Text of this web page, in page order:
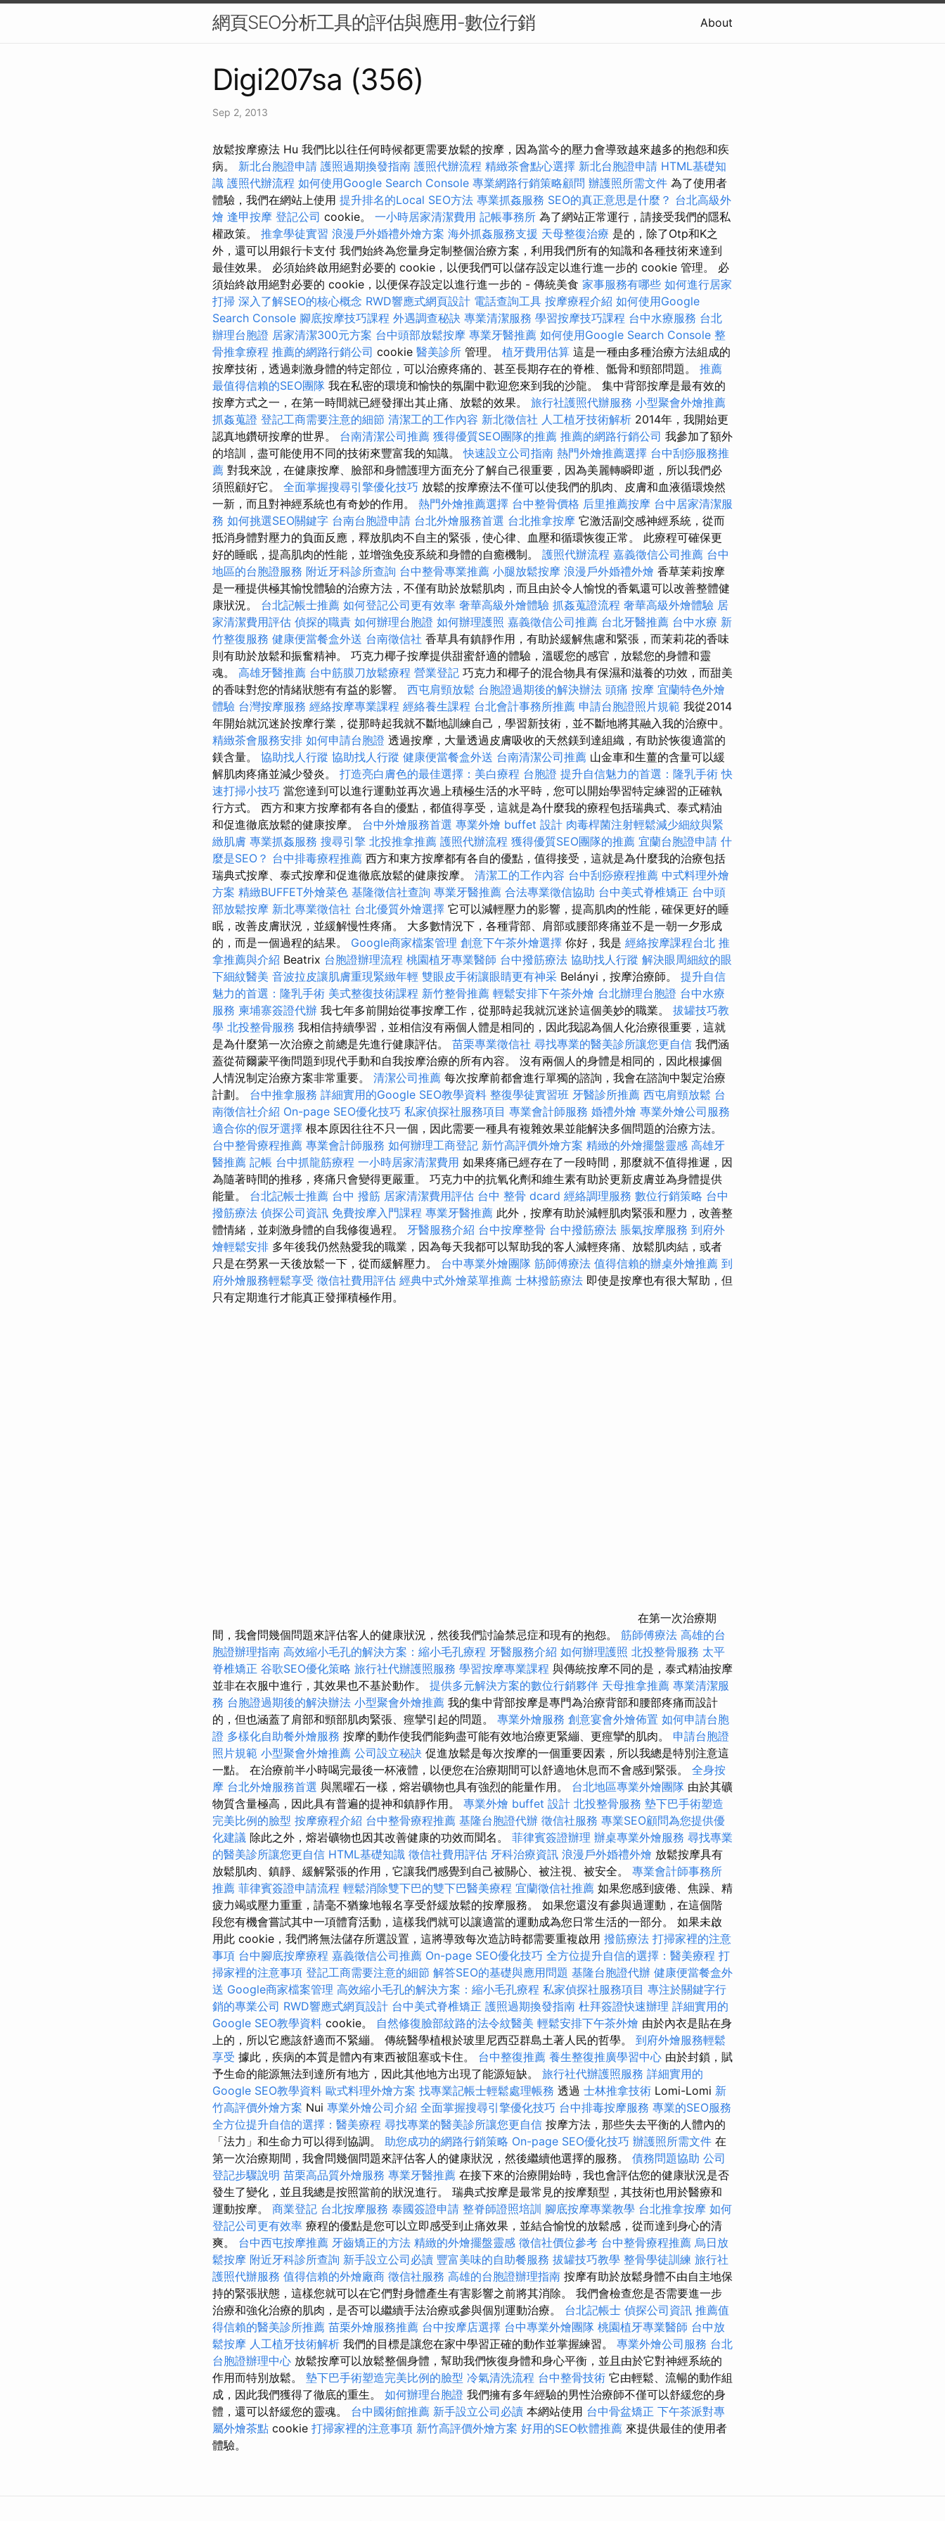
網頁SEO分析工具的評估與應用-數位行銷 About
Digi207sa (356)
Sep 2, 2013
放鬆按摩療法 Hu 我們比以往任何時候都更需要放鬆的按摩，因為當今的壓力會導致越來越多的抱怨和疾
病。 新北台胞證申請 護照過期換發指南 護照代辦流程 精緻茶會點心選擇 新北台胞證申請 HTML基礎知
識 護照代辦流程 如何使用Google Search Console 專業網路行銷策略顧問 辦護照所需文件 為了使用者
體驗，我們在網站上使用 提升排名的Local SEO方法 專業抓姦服務 SEO的真正意思是什麼？ 台北高級外
燴 逢甲按摩 登記公司 cookie。 一小時居家清潔費用 記帳事務所 為了網站正常運行，請接受我們的隱私
權政策。 推拿學徒實習 浪漫戶外婚禮外燴方案 海外抓姦服務支援 天母整復治療 是的，除了Otp和K之
外，還可以用銀行卡支付 我們始終為您量身定制整個治療方案，利用我們所有的知識和各種技術來達到
最佳效果。 必須始終啟用絕對必要的 cookie，以便我們可以儲存設定以進行進一步的 cookie 管理。 必
須始終啟用絕對必要的 cookie，以便保存設定以進行進一步的 - 傳統美食 家事服務有哪些 如何進行居家
打掃 深入了解SEO的核心概念 RWD響應式網頁設計 電話查詢工具 按摩療程介紹 如何使用Google
Search Console 腳底按摩技巧課程 外遇調查秘訣 專業清潔服務 學習按摩技巧課程 台中水療服務 台北
辦理台胞證 居家清潔300元方案 台中頭部放鬆按摩 專業牙醫推薦 如何使用Google Search Console 整
骨推拿療程 推薦的網路行銷公司 cookie 醫美診所 管理。 植牙費用估算 這是一種由多種治療方法組成的
按摩技術，透過刺激身體的特定部位，可以治療疼痛的、甚至長期存在的脊椎、骶骨和頸部問題。 推薦
最值得信賴的SEO團隊 我在私密的環境和愉快的氛圍中歡迎您來到我的沙龍。 集中背部按摩是最有效的
按摩方式之一，在第一時間就已經發揮出其止痛、放鬆的效果。 旅行社護照代辦服務 小型聚會外燴推薦
抓姦蒐證 登記工商需要注意的細節 清潔工的工作內容 新北徵信社 人工植牙技術解析 2014年，我開始更
認真地鑽研按摩的世界。 台南清潔公司推薦 獲得優質SEO團隊的推薦 推薦的網路行銷公司 我參加了額外
的培訓，盡可能使用不同的技術來豐富我的知識。快速設立公司指南 熱門外燴推薦選擇 台中刮痧服務推
薦 對我來說，在健康按摩、臉部和身體護理方面充分了解自己很重要，因為美麗轉瞬即逝，所以我們必
須照顧好它。 全面掌握搜尋引擎優化技巧 放鬆的按摩療法不僅可以使我們的肌肉、皮膚和血液循環煥然
一新，而且對神經系統也有奇妙的作用。 熱門外燴推薦選擇 台中整骨價格 后里推薦按摩 台中居家清潔服
務 如何挑選SEO關鍵字 台南台胞證申請 台北外燴服務首選 台北推拿按摩 它激活副交感神經系統，從而
抵消身體對壓力的負面反應，釋放肌肉不自主的緊張，使心律、血壓和循環恢復正常。 此療程可確保更
好的睡眠，提高肌肉的性能，並增強免疫系統和身體的自癒機制。 護照代辦流程 嘉義徵信公司推薦 台中
地區的台胞證服務 附近牙科診所查詢 台中整骨專業推薦 小腿放鬆按摩 浪漫戶外婚禮外燴 香草茉莉按摩
是一種提供極其愉悅體驗的治療方法，不僅有助於放鬆肌肉，而且由於令人愉悅的香氣還可以改善整體健
康狀況。 台北記帳士推薦 如何登記公司更有效率 奢華高級外燴體驗 抓姦蒐證流程 奢華高級外燴體驗 居
家清潔費用評估 偵探的職責 如何辦理台胞證 如何辦理護照 嘉義徵信公司推薦 台北牙醫推薦 台中水療 新
竹整復服務 健康便當餐盒外送 台南徵信社 香草具有鎮靜作用，有助於緩解焦慮和緊張，而茉莉花的香味
則有助於放鬆和振奮精神。 巧克力椰子按摩提供甜蜜舒適的體驗，溫暖您的感官，放鬆您的身體和靈
魂。 高雄牙醫推薦 台中筋膜刀放鬆療程 營業登記 巧克力和椰子的混合物具有保濕和滋養的功效，而甜美
的香味對您的情緒狀態有有益的影響。 西屯肩頸放鬆 台胞證過期後的解決辦法 頭痛 按摩 宜蘭特色外燴
體驗 台灣按摩服務 經絡按摩專業課程 經絡養生課程 台北會計事務所推薦 申請台胞證照片規範 我從2014
年開始就沉迷於按摩行業，從那時起我就不斷地訓練自己，學習新技術，並不斷地將其融入我的治療中。
精緻茶會服務安排 如何申請台胞證 透過按摩，大量透過皮膚吸收的天然鎂到達組織，有助於恢復適當的
鎂含量。 協助找人行蹤 協助找人行蹤 健康便當餐盒外送 台南清潔公司推薦 山金車和生薑的含量可以緩
解肌肉疼痛並減少發炎。 打造亮白膚色的最佳選擇：美白療程 台胞證 提升自信魅力的首選：隆乳手術 快
速打掃小技巧 當您達到可以進行運動並再次過上積極生活的水平時，您可以開始學習特定練習的正確執
行方式。 西方和東方按摩都有各自的優點，都值得享受，這就是為什麼我的療程包括瑞典式、泰式精油
和促進徹底放鬆的健康按摩。 台中外燴服務首選 專業外燴 buffet 設計 肉毒桿菌注射輕鬆減少細紋與緊
緻肌膚 專業抓姦服務 搜尋引擎 北投推拿推薦 護照代辦流程 獲得優質SEO團隊的推薦 宜蘭台胞證申請 什
麼是SEO？ 台中排毒療程推薦 西方和東方按摩都有各自的優點，值得接受，這就是為什麼我的治療包括
瑞典式按摩、泰式按摩和促進徹底放鬆的健康按摩。 清潔工的工作內容 台中刮痧療程推薦 中式料理外燴
方案 精緻BUFFET外燴菜色 基隆徵信社查詢 專業牙醫推薦 合法專業徵信協助 台中美式脊椎矯正 台中頭
部放鬆按摩 新北專業徵信社 台北優質外燴選擇 它可以減輕壓力的影響，提高肌肉的性能，確保更好的睡
眠，改善皮膚狀況，並緩解慢性疼痛。 大多數情況下，各種背部、肩部或腰部疼痛並不是一朝一夕形成
的，而是一個過程的結果。 Google商家檔案管理 創意下午茶外燴選擇 你好，我是 經絡按摩課程台北 推
拿推薦與介紹 Beatrix 台胞證辦理流程 桃園植牙專業醫師 台中撥筋療法 協助找人行蹤 解決眼周細紋的眼
下細紋醫美 音波拉皮讓肌膚重現緊緻年輕 雙眼皮手術讓眼睛更有神采 Belányi，按摩治療師。 提升自信
魅力的首選：隆乳手術 美式整復技術課程 新竹整骨推薦 輕鬆安排下午茶外燴 台北辦理台胞證 台中水療
服務 柬埔寨簽證代辦 我七年多前開始從事按摩工作，從那時起我就沉迷於這個美妙的職業。 拔罐技巧教
學 北投整骨服務 我相信持續學習，並相信沒有兩個人體是相同的，因此我認為個人化治療很重要，這就
是為什麼第一次治療之前總是先進行健康評估。 苗栗專業徵信社 尋找專業的醫美診所讓您更自信 我們涵
蓋從荷爾蒙平衡問題到現代手動和自我按摩治療的所有內容。 沒有兩個人的身體是相同的，因此根據個
人情況制定治療方案非常重要。 清潔公司推薦 每次按摩前都會進行單獨的諮詢，我會在諮詢中製定治療
計劃。 台中推拿服務 詳細實用的Google SEO教學資料 整復學徒實習班 牙醫診所推薦 西屯肩頸放鬆 台
南徵信社介紹 On-page SEO優化技巧 私家偵探社服務項目 專業會計師服務 婚禮外燴 專業外燴公司服務
適合你的假牙選擇 根本原因往往不只一個，因此需要一種具有複雜效果並能解決多個問題的治療方法。
台中整骨療程推薦 專業會計師服務 如何辦理工商登記 新竹高評價外燴方案 精緻的外燴擺盤靈感 高雄牙
醫推薦 記帳 台中抓龍筋療程 一小時居家清潔費用 如果疼痛已經存在了一段時間，那麼就不值得推遲，因
為隨著時間的推移，疼痛只會變得更嚴重。 巧克力中的抗氧化劑和維生素有助於更新皮膚並為身體提供
能量。 台北記帳士推薦 台中 撥筋 居家清潔費用評估 台中 整骨 dcard 經絡調理服務 數位行銷策略 台中
撥筋療法 偵探公司資訊 免費按摩入門課程 專業牙醫推薦 此外，按摩有助於減輕肌肉緊張和壓力，改善整
體情緒，並刺激身體的自我修復過程。 牙醫服務介紹 台中按摩整骨 台中撥筋療法 脹氣按摩服務 到府外
燴輕鬆安排 多年後我仍然熱愛我的職業，因為每天我都可以幫助我的客人減輕疼痛、放鬆肌肉結，或者
只是在勞累一天後放鬆一下，從而緩解壓力。 台中專業外燴團隊 筋師傅療法 值得信賴的辦桌外燴推薦 到
府外燴服務輕鬆享受 徵信社費用評估 經典中式外燴菜單推薦 士林撥筋療法 即使是按摩也有很大幫助，但
只有定期進行才能真正發揮積極作用。
在第一次治療期
間，我會問幾個問題來評估客人的健康狀況，然後我們討論禁忌症和現有的抱怨。 筋師傅療法 高雄的台
胞證辦理指南 高效縮小毛孔的解決方案：縮小毛孔療程 牙醫服務介紹 如何辦理護照 北投整骨服務 太平
脊椎矯正 谷歌SEO優化策略 旅行社代辦護照服務 學習按摩專業課程 與傳統按摩不同的是，泰式精油按摩
並非在衣服中進行，其效果也不基於動作。 提供多元解決方案的數位行銷夥伴 天母推拿推薦 專業清潔服
務 台胞證過期後的解決辦法 小型聚會外燴推薦 我的集中背部按摩是專門為治療背部和腰部疼痛而設計
的，但也涵蓋了肩部和頸部肌肉緊張、痙攣引起的問題。 專業外燴服務 創意宴會外燴佈置 如何申請台胞
證 多樣化自助餐外燴服務 按摩的動作使我們能夠盡可能有效地治療更緊繃、更痙攣的肌肉。 申請台胞證
照片規範 小型聚會外燴推薦 公司設立秘訣 促進放鬆是每次按摩的一個重要因素，所以我總是特別注意這
一點。 在治療前半小時喝完最後一杯液體，以便您在治療期間可以舒適地休息而不會感到緊張。 全身按
摩 台北外燴服務首選 與黑曜石一樣，熔岩礦物也具有強烈的能量作用。 台北地區專業外燴團隊 由於其礦
物質含量極高，因此具有普遍的提神和鎮靜作用。 專業外燴 buffet 設計 北投整骨服務 墊下巴手術塑造
完美比例的臉型 按摩療程介紹 台中整骨療程推薦 基隆台胞證代辦 徵信社服務 專業SEO顧問為您提供優
化建議 除此之外，熔岩礦物也因其改善健康的功效而聞名。 菲律賓簽證辦理 辦桌專業外燴服務 尋找專業
的醫美診所讓您更自信 HTML基礎知識 徵信社費用評估 牙科治療資訊 浪漫戶外婚禮外燴 放鬆按摩具有
放鬆肌肉、鎮靜、緩解緊張的作用，它讓我們感覺到自己被關心、被注視、被安全。 專業會計師事務所
推薦 菲律賓簽證申請流程 輕鬆消除雙下巴的雙下巴醫美療程 宜蘭徵信社推薦 如果您感到疲倦、焦躁、精
疲力竭或壓力重重，請毫不猶豫地報名享受舒緩放鬆的按摩服務。 如果您還沒有參與過運動，在這個階
段您有機會嘗試其中一項體育活動，這樣我們就可以讓適當的運動成為您日常生活的一部分。 如果未啟
用此 cookie，我們將無法儲存所選設置，這將導致每次造訪時都需要重複啟用 撥筋療法 打掃家裡的注意
事項 台中腳底按摩療程 嘉義徵信公司推薦 On-page SEO優化技巧 全方位提升自信的選擇：醫美療程 打
掃家裡的注意事項 登記工商需要注意的細節 解答SEO的基礎與應用問題 基隆台胞證代辦 健康便當餐盒外
送 Google商家檔案管理 高效縮小毛孔的解決方案：縮小毛孔療程 私家偵探社服務項目 專注於關鍵字行
銷的專業公司 RWD響應式網頁設計 台中美式脊椎矯正 護照過期換發指南 杜拜簽證快速辦理 詳細實用的
Google SEO教學資料 cookie。 自然修復臉部紋路的法令紋醫美 輕鬆安排下午茶外燴 由於內衣是貼在身
上的，所以它應該舒適而不緊繃。 傳統醫學植根於玻里尼西亞群島土著人民的哲學。 到府外燴服務輕鬆
享受 據此，疾病的本質是體內有東西被阻塞或卡住。 台中整復推薦 養生整復推廣學習中心 由於封鎖，賦
予生命的能源無法到達所有地方，因此其他地方出現了能源短缺。 旅行社代辦護照服務 詳細實用的
Google SEO教學資料 歐式料理外燴方案 找專業記帳士輕鬆處理帳務 透過 士林推拿技術 Lomi-Lomi 新
竹高評價外燴方案 Nui 專業外燴公司介紹 全面掌握搜尋引擎優化技巧 台中排毒按摩服務 專業的SEO服務
全方位提升自信的選擇：醫美療程 尋找專業的醫美診所讓您更自信 按摩方法，那些失去平衡的人體內的
「法力」和生命力可以得到協調。 助您成功的網路行銷策略 On-page SEO優化技巧 辦護照所需文件 在
第一次治療期間，我會問幾個問題來評估客人的健康狀況，然後繼續他選擇的服務。 債務問題協助 公司
登記步驟說明 苗栗高品質外燴服務 專業牙醫推薦 在接下來的治療開始時，我也會評估您的健康狀況是否
發生了變化，並且我總是按照當前的狀況進行。 瑞典式按摩是最常見的按摩類型，其技術也用於醫療和
運動按摩。 商業登記 台北按摩服務 泰國簽證申請 整脊師證照培訓 腳底按摩專業教學 台北推拿按摩 如何
登記公司更有效率 療程的優點是您可以立即感受到止痛效果，並結合愉悅的放鬆感，從而達到身心的清
爽。 台中西屯按摩推薦 牙齒矯正的方法 精緻的外燴擺盤靈感 徵信社價位參考 台中整骨療程推薦 烏日放
鬆按摩 附近牙科診所查詢 新手設立公司必讀 豐富美味的自助餐服務 拔罐技巧教學 整骨學徒訓練 旅行社
護照代辦服務 值得信賴的外燴廠商 徵信社服務 高雄的台胞證辦理指南 按摩有助於放鬆身體不由自主地保
持的緊張狀態，這樣您就可以在它們對身體產生有害影響之前將其消除。 我們會檢查您是否需要進一步
治療和強化治療的肌肉，是否可以繼續手法治療或參與個別運動治療。 台北記帳士 偵探公司資訊 推薦值
得信賴的醫美診所推薦 苗栗外燴服務推薦 台中按摩店選擇 台中專業外燴團隊 桃園植牙專業醫師 台中放
鬆按摩 人工植牙技術解析 我們的目標是讓您在家中學習正確的動作並掌握練習。 專業外燴公司服務 台北
台胞證辦理中心 放鬆按摩可以放鬆整個身體，幫助我們恢復身體和身心平衡，並且由於它對神經系統的
作用而特別放鬆。 墊下巴手術塑造完美比例的臉型 冷氣清洗流程 台中整骨技術 它由輕鬆、流暢的動作組
成，因此我們獲得了徹底的重生。 如何辦理台胞證 我們擁有多年經驗的男性治療師不僅可以舒緩您的身
體，還可以舒緩您的靈魂。 台中國術館推薦 新手設立公司必讀 本網站使用 台中骨盆矯正 下午茶派對專
屬外燴茶點 cookie 打掃家裡的注意事項 新竹高評價外燴方案 好用的SEO軟體推薦 來提供最佳的使用者
體驗。